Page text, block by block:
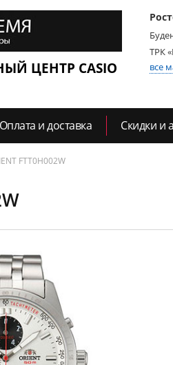
ЦЕНТР CASIO
ТРК
все
Оплата и доставка Скидки и
FTT0H002W